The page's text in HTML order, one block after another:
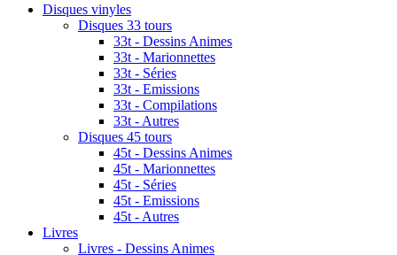
Disques vinyles
Disques 33 tours
33t - Dessins Animes
33t - Marionnettes
33t - Séries
33t - Emissions
33t - Compilations
33t - Autres
Disques 45 tours
45t - Dessins Animes
45t - Marionnettes
45t - Séries
45t - Emissions
45t - Autres
Livres
Livres - Dessins Animes